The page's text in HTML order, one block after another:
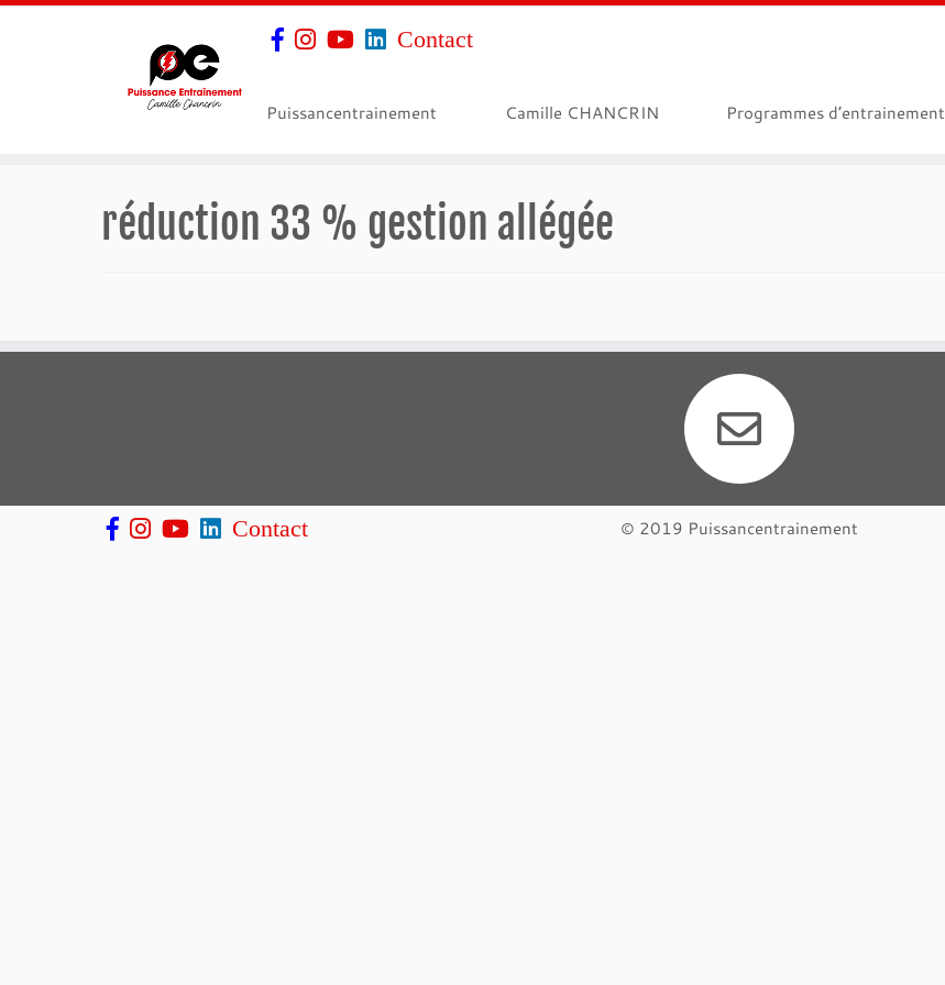
Contact
Puissancentrainement Camille CHANCRIN Programmes d’entrainement
réduction 33 % gestion allégée
Contact © 2019 Puissancentrainement